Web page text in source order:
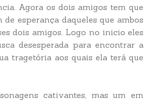
Agora os dois amigos tem que
esperança daqueles que ambos
dois amigos. Logo no inicio eles
desesperada para encontrar a
tragetória aos quais ela terá que
cativantes, mas um em